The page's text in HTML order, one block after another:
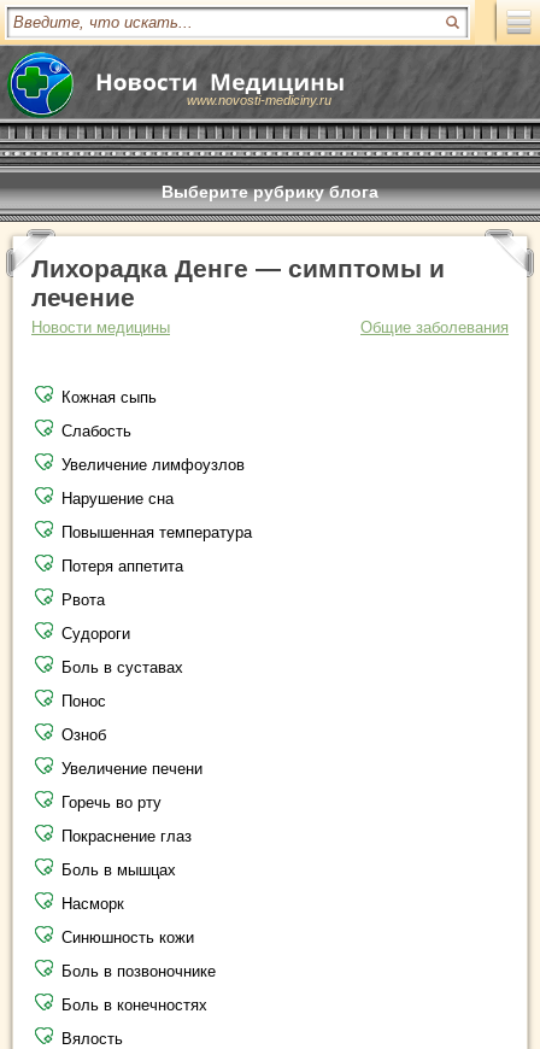
www.novosti-mediciny.ru
Выберите рубрику блога
Лихорадка Денге — симптомы и
лечение
Новости медицины Общие заболевания
Кожная сыпь
Слабость
Увеличение лимфоузлов
Нарушение сна
Повышенная температура
Потеря аппетита
Рвота
Судороги
Боль в суставах
Понос
Озноб
Увеличение печени
Горечь во рту
Покраснение глаз
Боль в мышцах
Насморк
Синюшность кожи
Боль в позвоночнике
Боль в конечностях
Вялость